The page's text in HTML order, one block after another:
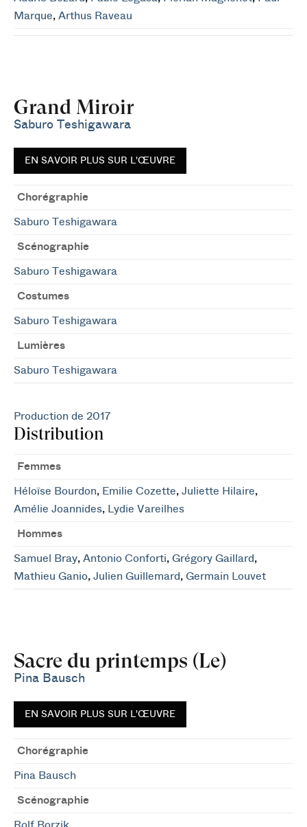
Marque, Arthus Raveau
Grand Miroir
Saburo Teshigawara
EN SAVOIR PLUS SUR L'ŒUVRE
Chorégraphie
Saburo Teshigawara
Scénographie
Saburo Teshigawara
Costumes
Saburo Teshigawara
Lumières
Saburo Teshigawara
Production de 2017
Distribution
Femmes
Héloïse Bourdon, Emilie Cozette, Juliette Hilaire,
Amélie Joannides, Lydie Vareilhes
Hommes
Samuel Bray, Antonio Conforti, Grégory Gaillard,
Mathieu Ganio, Julien Guillemard, Germain Louvet
Sacre du printemps (Le)
Pina Bausch
EN SAVOIR PLUS SUR L'ŒUVRE
Chorégraphie
Pina Bausch
Scénographie